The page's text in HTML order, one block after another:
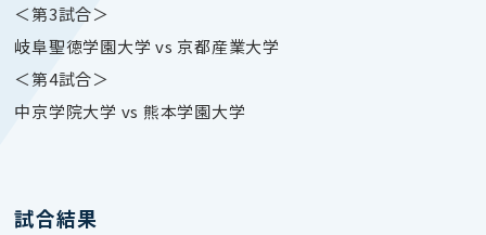
＜第3試合＞
岐阜聖徳学園大学 vs 京都産業大学
＜第4試合＞
中京学院大学 vs 熊本学園大学
試合結果